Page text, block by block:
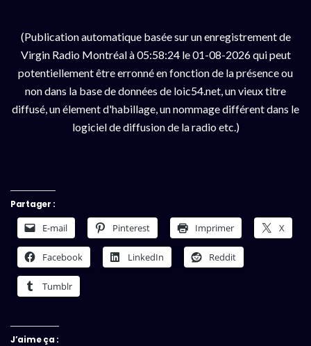
(Publication automatique basée sur un enregistrement de
Virgin Radio Montréal à 05:58:24 le 01-08-2026 qui peut
potentiellement être erronné en fonction de la présence ou
non dans la base de données de loic54.net, un vieux titre
diffusé, un élement d'habillage, un nommage différent dans le
logiciel de diffusion de la radio etc.)
Partager :
E-mail Pinterest Imprimer X
Facebook LinkedIn Reddit
Tumblr
J’aime ça :